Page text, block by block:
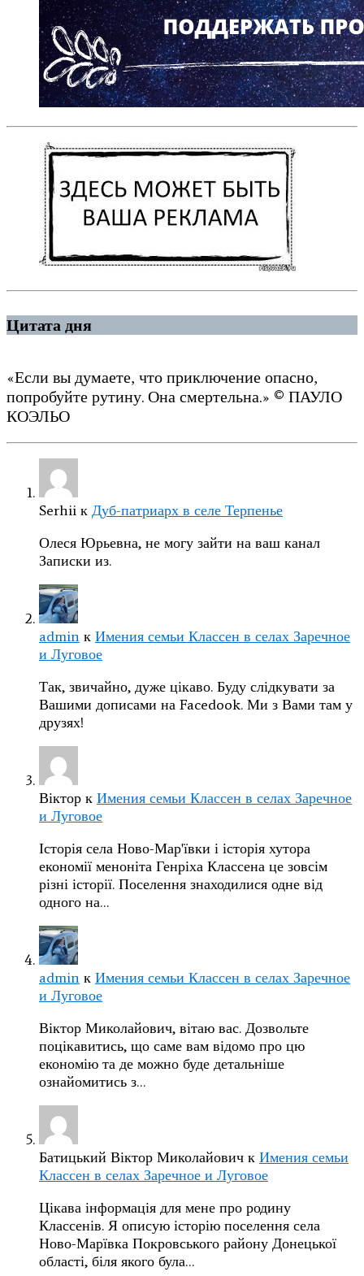
Цитата дня
«Если вы думаете, что приключение опасно,
попробуйте рутину. Она смертельна.» © ПАУЛО
КОЭЛЬО
Serhii к Дуб-патриарх в селе Терпенье
Олеся Юрьевна, не могу зайти на ваш канал
Записки из.
admin к Имения семьи Классен в селах Заречное
и Луговое
Так, звичайно, дуже цікаво. Буду слідкувати за
Вашими дописами на Facedook. Ми з Вами там у
друзях!
Віктор к Имения семьи Классен в селах Заречное
и Луговое
Історія села Ново-Мар'ївки і історія хутора
економії меноніта Генріха Классена це зовсім
різні історії. Поселення знаходилися одне від
одного на…
admin к Имения семьи Классен в селах Заречное
и Луговое
Віктор Миколайович, вітаю вас. Дозвольте
поцікавитись, що саме вам відомо про цю
економію та де можно буде детальніше
ознайомитись з…
Батицький Віктор Миколайович к Имения семьи
Классен в селах Заречное и Луговое
Цікава інформація для мене про родину
Классенів. Я описую історію поселення села
Ново-Марївка Покровського району Донецької
області, біля якого була…